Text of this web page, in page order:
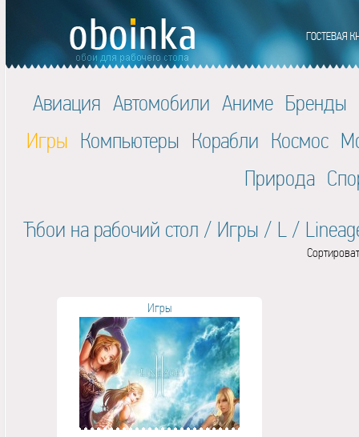
Авиация Автомобили Аниме Бренды
Игры Компьютеры Корабли Космос
Природа
Ћбои на рабочий стол / Игры / L /
Игры